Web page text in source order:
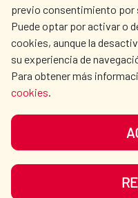
Alianza para el
Panamá
Alianza para el
Uruguay 2025-
previo consentimiento por
Puede optar por activar o
cookies, aunque la
su experiencia de
Para obtener más
cookies.
NOS RÉSEAUX